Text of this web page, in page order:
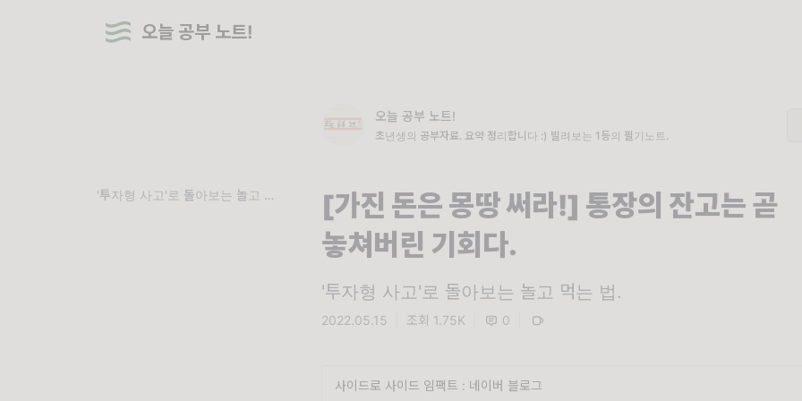
오늘 공부 노트!
'투자형 사고'로 돌아보는 놀고 먹는 법.
오늘 공부 노트!
초년생의 공부자료. 요약 정리합니다 :) 빌려보는 1등의 필기노트.
[가진 돈은 몽땅 써라!] 통장의 잔고는 곧
놓쳐버린 기회다.
'투자형 사고'로 돌아보는 놀고 먹는 법.
2022.05.15 조회 1.75K 0
사이드로 사이드 임팩트 : 네이버 블로그